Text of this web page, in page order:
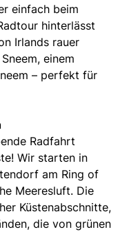
einfach beim
hinterlässt
Irlands rauer
einem
– perfekt für
Radfahrt
Wir starten in
am Ring of
Meeresluft. Die
Küstenabschnitte,
die von grünen